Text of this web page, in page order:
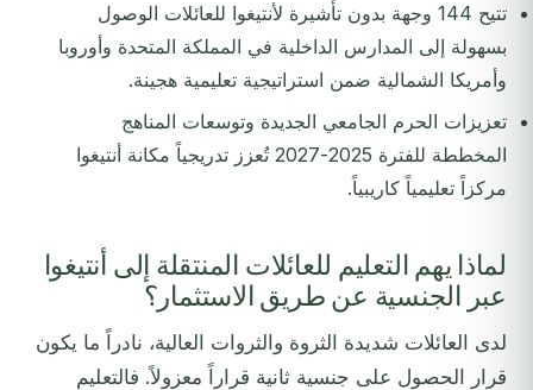
تتيح 144 وجهة بدون تأشيرة لأنتيغوا للعائلات الوصول
بسهولة إلى المدارس الداخلية في المملكة المتحدة وأوروبا
وأمريكا الشمالية ضمن استراتيجية تعليمية هجينة.
تعزيزات الحرم الجامعي الجديدة وتوسعات المناهج
المخططة للفترة 2025-2027 تُعزز تدريجياً مكانة أنتيغوا
مركزاً تعليمياً كاريبياً.
لماذا يهم التعليم للعائلات المنتقلة إلى أنتيغوا
عبر الجنسية عن طريق الاستثمار؟
لدى العائلات شديدة الثروة والثروات العالية، نادراً ما يكون
قرار الحصول على جنسية ثانية قراراً معزولاً. فالتعليم